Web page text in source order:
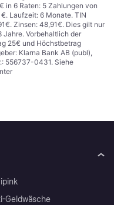
in 6 Raten: 5 Zahlungen von
Laufzeit: 6 Monate. TIN
Zinsen: 48,91€. Dies gilt nur
Jahre. Vorbehaltlich der
25€ und Höchstbetrag
Klarna Bank AB (publ),
556737-0431. Siehe
Geldwäsche